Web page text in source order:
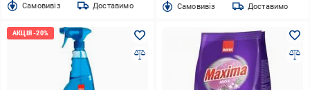
Cамовивіз Доставимо Cамовивіз Доставимо